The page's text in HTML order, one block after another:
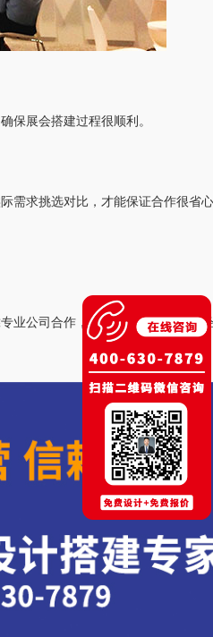
保展会搭建过程很顺利。
需求挑选对比，才能保证合作很省
业公司合作，让展会搭建过程非常